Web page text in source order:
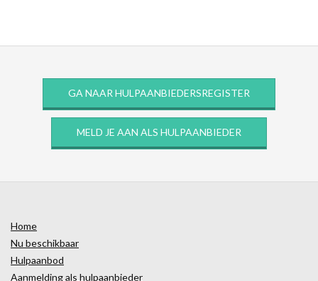
GA NAAR HULPAANBIEDERSREGISTER
MELD JE AAN ALS HULPAANBIEDER
Home
Nu beschikbaar
Hulpaanbod
Aanmelding als hulpaanbieder